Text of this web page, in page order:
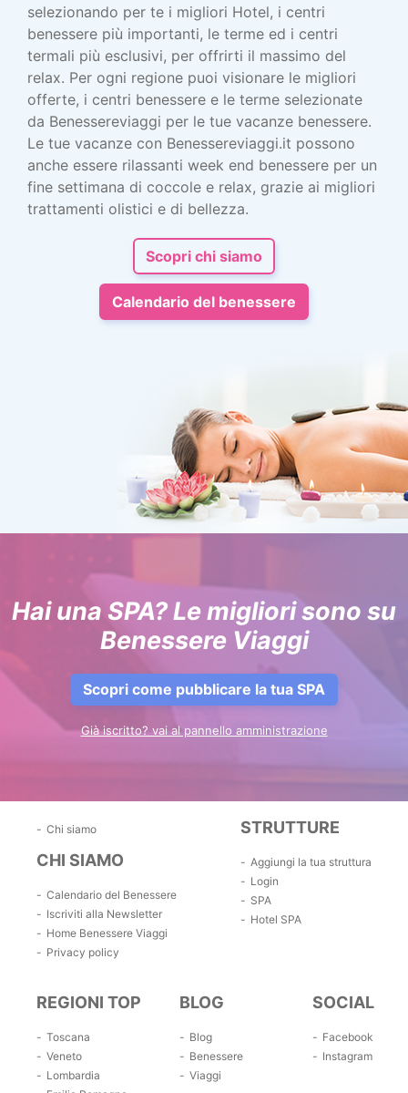
selezionando per te i migliori Hotel, i centri
benessere più importanti, le terme ed i centri
termali più esclusivi, per offrirti il massimo del
relax. Per ogni regione puoi visionare le migliori
offerte, i centri benessere e le terme selezionate
da Benessereviaggi per le tue vacanze benessere.
Le tue vacanze con Benessereviaggi.it possono
anche essere rilassanti week end benessere per un
fine settimana di coccole e relax, grazie ai migliori
trattamenti olistici e di bellezza.
Scopri chi siamo
Calendario del benessere
Hai una SPA? Le migliori sono su
Benessere Viaggi
Scopri come pubblicare la tua SPA
Già iscritto? vai al pannello amministrazione
Chi siamo
CHI SIAMO
Calendario del Benessere
Iscriviti alla Newsletter
Home Benessere Viaggi
Privacy policy
STRUTTURE
Aggiungi la tua struttura
Login
SPA
Hotel SPA
REGIONI TOP
Toscana
Veneto
Lombardia
BLOG
Blog
Benessere
Viaggi
SOCIAL
Facebook
Instagram